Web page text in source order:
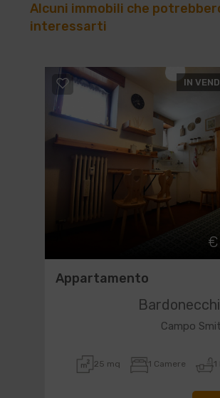
Alcuni immobili che
interessarti
IN
€
Appartamento
Campo
25 mq 1 Camere 1